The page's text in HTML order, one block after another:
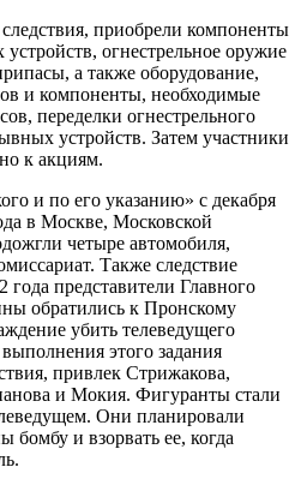
приобрели компоненты
огнестрельное оружие
а также оборудование,
и компоненты, необходимые
переделки огнестрельного
устройств. Затем участники
к акциям.
и по его указанию» с декабря
в Москве, Московской
четыре автомобиля,
Также следствие
года представители Главного
обратились к Пронскому
убить телеведущего
этого задания
привлек Стрижакова,
и Мокия. Фигуранты стали
Они планировали
бомбу и взорвать ее, когда